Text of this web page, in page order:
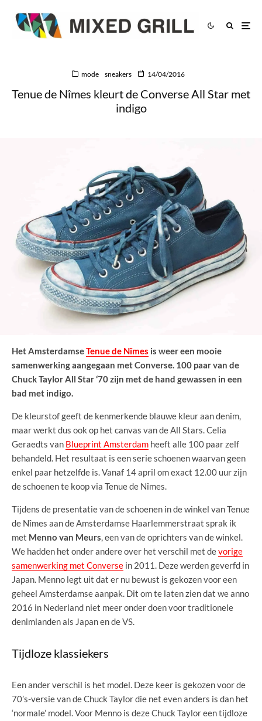
mode sneakers 14/04/2016
Tenue de Nîmes kleurt de Converse All Star met
indigo
Het AmsterdamseTenue de Nîmes is weer een mooie
samenwerking aangegaan met Converse. 100 paar van de
Chuck Taylor All Star ‘70 zijn met de hand gewassen in een
bad met indigo.
De kleurstof geeft de kenmerkende blauwe kleur aan denim,
maar werkt dus ook op het canvas van de All Stars. Celia
Geraedts van Blueprint Amsterdam heeft alle 100 paar zelf
behandeld. Het resultaat is een serie schoenen waarvan geen
enkel paar hetzelfde is. Vanaf 14 april om exact 12.00 uur zijn
de schoenen te koop via Tenue de Nîmes.
Tijdens de presentatie van de schoenen in de winkel van Tenue
de Nîmes aan de Amsterdamse Haarlemmerstraat sprak ik
met Menno van Meurs, een van de oprichters van de winkel.
We hadden het onder andere over het verschil met devorige
samenwerking met Converse in 2011. Deze werden geverfd in
Japan. Menno legt uit dat er nu bewust is gekozen voor een
geheel Amsterdamse aanpak. Dit om te laten zien dat we anno
2016 in Nederland niet meer onder doen voor traditionele
denimlanden als Japan en de VS.
Tijdloze klassiekers
Een ander verschil is het model. Deze keer is gekozen voor de
70’s-versie van de Chuck Taylor die net even anders is dan het
‘normale’ model. Voor Menno is deze Chuck Taylor een tijdloze